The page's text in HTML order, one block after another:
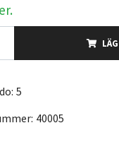
5
40005